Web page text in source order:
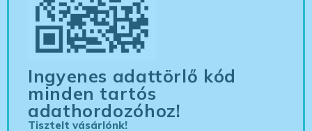
Ingyenes adattörlő kód
minden tartós
adathordozóhoz!
Tisztelt vásárlónk!